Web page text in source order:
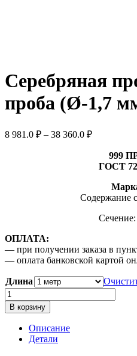
Серебряная
проба (Ø-1,7
8 981.0 ₽ – 38 360.0 ₽Диапазон
981.0 ₽
360.0 ₽
999
ГОСТ
Содержание
Сечение:
ОПЛАТА:
— при получении заказа в
— оплата банковской картой
Длина
Количество
товара
Серебряная
проволока,
В корзину
Описание
Детали